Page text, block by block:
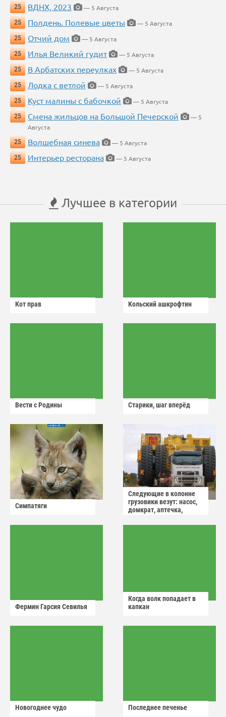
25 ВДНХ, 2023
— 5 Августа
25
Полдень. Полевые цветы
— 5 Августа
25
Отчий дом
— 5 Августа
25
Илья Великий гудит
— 5 Августа
25
В Арбатских переулках
— 5 Августа
25
Лодка с ветлой
— 5 Августа
25
Куст малины с бабочкой
— 5 Августа
25
Смена жильцов на Большой Печерской
— 5
Августа
25
Волшебная синева
— 5 Августа
25
Интерьер ресторана — 5 Августа
Лучшее в категории
Кот прав Кольский ашкрофтин
Вести с Родины Старики, шаг вперёд
Симпатяги
Следующие в колонне
грузовики везут: насос,
домкрат, аптечка,
Фермин Гарсия Севилья
Когда волк попадает в
капкан
Новогоднее чудо Последнее печенье